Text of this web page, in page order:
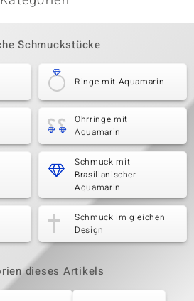
Schmuckstücke
Ringe mit Aquamarin
Ohrringe mit
Aquamarin
Schmuck mit
Brasilianischer
Aquamarin
Schmuck im gleichen
Design
dieses Artikels